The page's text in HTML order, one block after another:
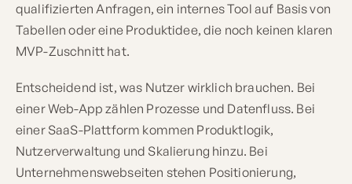
qualifizierten Anfragen, ein internes Tool auf Basis von
Tabellen oder eine Produktidee, die noch keinen klaren
MVP-Zuschnitt hat.
Entscheidend ist, was Nutzer wirklich brauchen. Bei
einer Web-App zählen Prozesse und Datenfluss. Bei
einer SaaS-Plattform kommen Produktlogik,
Nutzerverwaltung und Skalierung hinzu. Bei
Unternehmenswebseiten stehen Positionierung,